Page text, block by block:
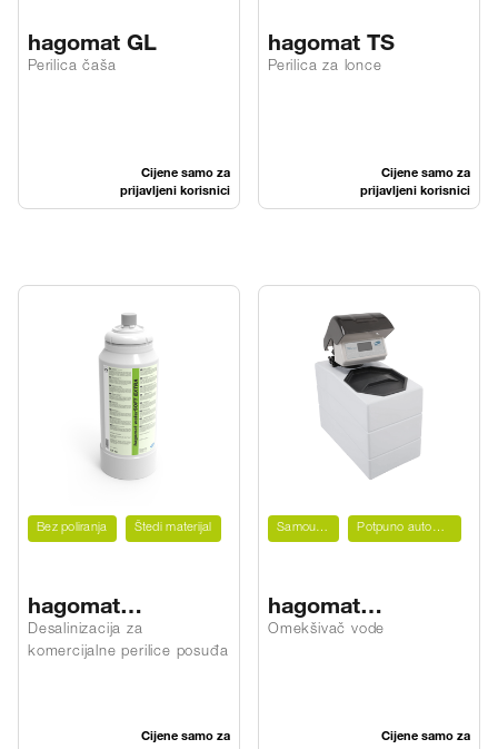
hagomat GL
Perilica čaša
Cijene samo za
prijavljeni korisnici
hagomat TS
Perilica za lonce
Cijene samo za
prijavljeni korisnici
Bez poliranja Štedi materijal
hagomat
waterSOFT EXTRA
Desalinizacija za
komercijalne perilice posuđa
Cijene samo za
Samoučeći Potpuno automatski
hagomat
waterSOFT BASIC
Omekšivač vode
Cijene samo za